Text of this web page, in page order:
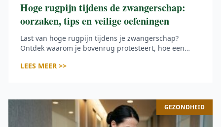
Hoge rugpijn tijdens de zwangerschap:
oorzaken, tips en veilige oefeningen
Last van hoge rugpijn tijdens je zwangerschap?
Ontdek waarom je bovenrug protesteert, hoe een
oefeningen veilig zijn. Met checklist voor
LEES MEER >>
GEZONDHEID